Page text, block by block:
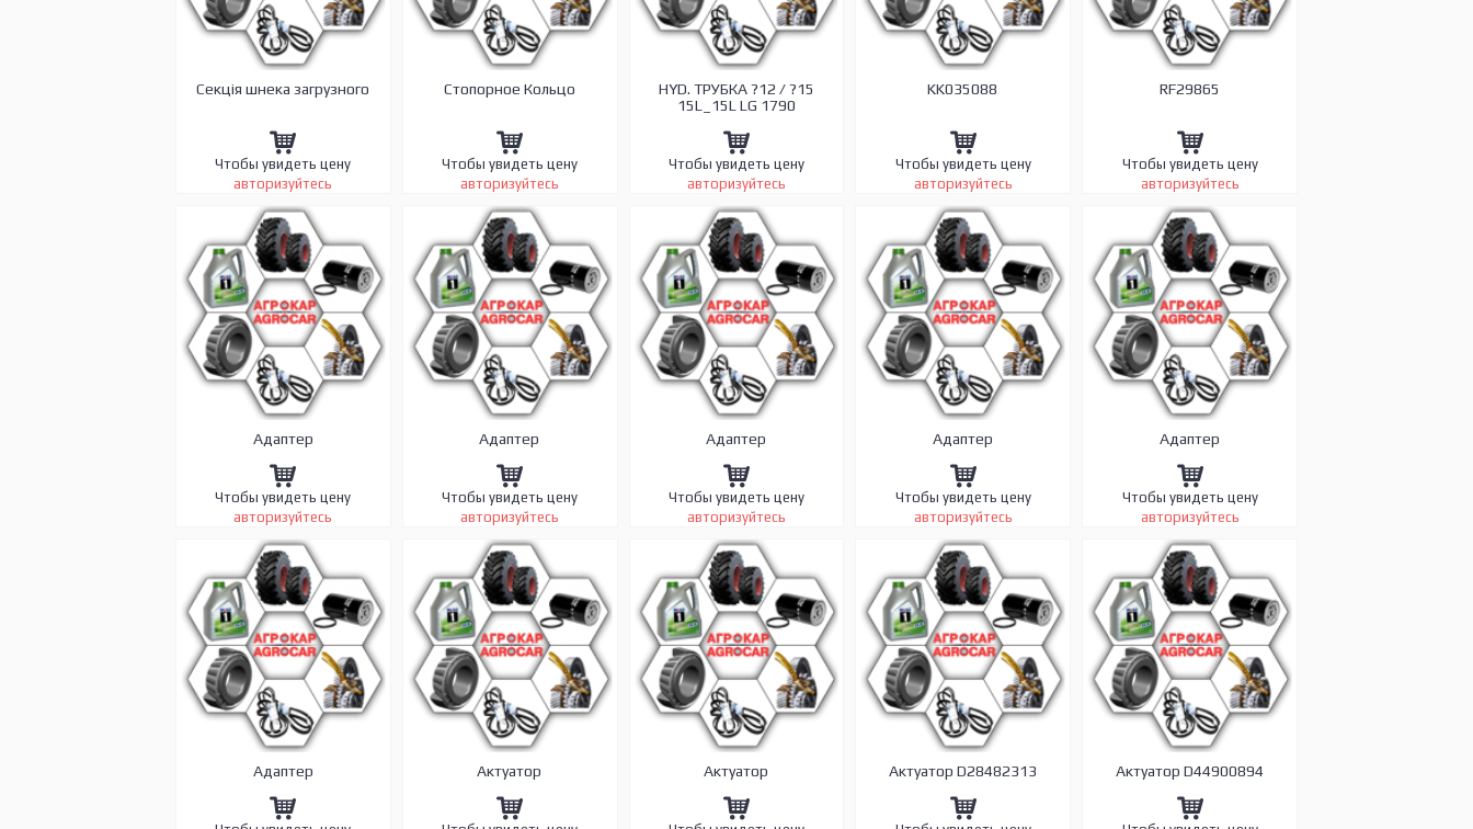
Cекція шнека загрузного
Чтобы увидеть цену
авторизуйтесь
Cтопорное Кольцо
Чтобы увидеть цену
авторизуйтесь
HYD. ТРУБКА ?12 / ?15
15L_15L LG 1790
Чтобы увидеть цену
авторизуйтесь
KK035088
Чтобы увидеть цену
авторизуйтесь
RF29865
Чтобы увидеть цену
авторизуйтесь
Адаптер
Чтобы увидеть цену
авторизуйтесь
Адаптер
Чтобы увидеть цену
авторизуйтесь
Адаптер
Чтобы увидеть цену
авторизуйтесь
Адаптер
Чтобы увидеть цену
авторизуйтесь
Адаптер
Чтобы увидеть цену
авторизуйтесь
Адаптер Актуатор Актуатор Актуатор D28482313 Актуатор D44900894